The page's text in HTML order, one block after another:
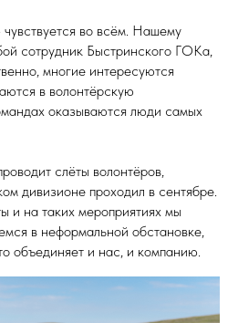
во всём. Нашему
сотрудник Быстринского ГОКа,
многие интересуются
в волонтёрскую
оказываются люди самых
слёты волонтёров,
дивизионе проходил в сентябре.
и на таких мероприятиях мы
в неформальной обстановке,
объединяет и нас, и компанию.